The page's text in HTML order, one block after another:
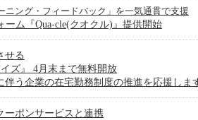
ニング・フィードバック」を一気通貫で支援
ーム『Qua-cle(クオクル)』提供開始
せる
ズ』 4月末まで無料開放
う企業の在宅勤務制度の推進を応援し
ポンサービスと連携